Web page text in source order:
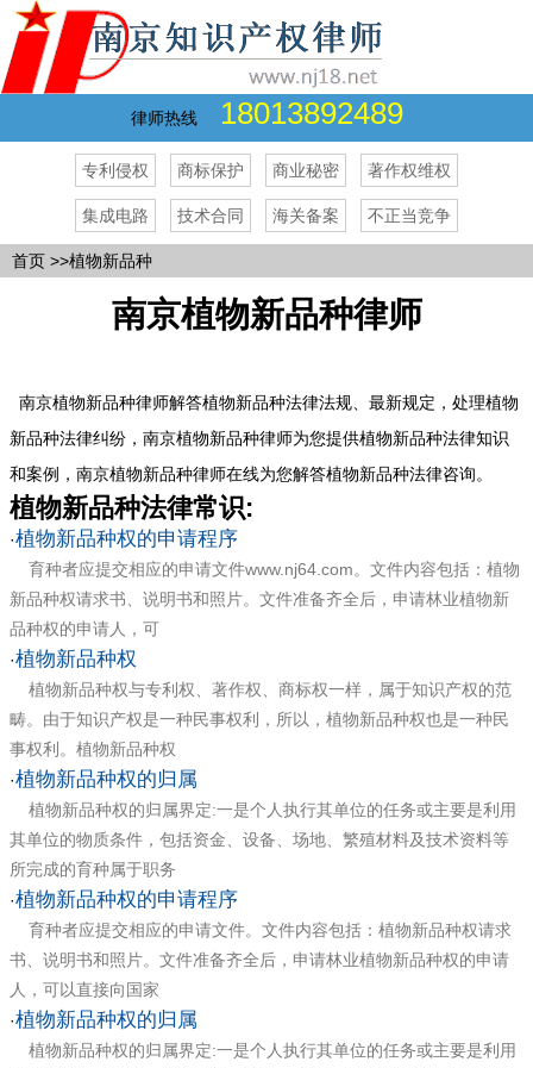
律师热线 18013892489
专利侵权 商标保护 商业秘密 著作权维权
集成电路 技术合同 海关备案 不正当竞争
首页 >>植物新品种
南京植物新品种律师
南京植物新品种律师解答植物新品种法律法规、最新规定，处理植物
新品种法律纠纷，南京植物新品种律师为您提供植物新品种法律知识
和案例，南京植物新品种律师在线为您解答植物新品种法律咨询。
植物新品种法律常识:
·植物新品种权的申请程序
育种者应提交相应的申请文件www.nj64.com。文件内容包括：植物
新品种权请求书、说明书和照片。文件准备齐全后，申请林业植物新
品种权的申请人，可
·植物新品种权
植物新品种权与专利权、著作权、商标权一样，属于知识产权的范
畴。由于知识产权是一种民事权利，所以，植物新品种权也是一种民
事权利。植物新品种权
·植物新品种权的归属
植物新品种权的归属界定:一是个人执行其单位的任务或主要是利用
其单位的物质条件，包括资金、设备、场地、繁殖材料及技术资料等
所完成的育种属于职务
·植物新品种权的申请程序
育种者应提交相应的申请文件。文件内容包括：植物新品种权请求
书、说明书和照片。文件准备齐全后，申请林业植物新品种权的申请
人，可以直接向国家
·植物新品种权的归属
植物新品种权的归属界定:一是个人执行其单位的任务或主要是利用